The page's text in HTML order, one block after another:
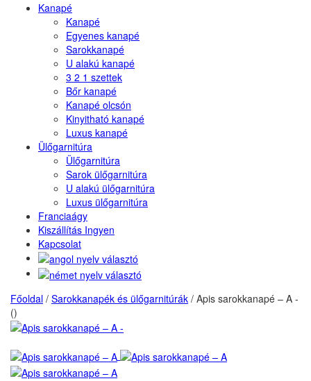
Kanapé
Kanapé
Egyenes kanapé
Sarokkanapé
U alakú kanapé
3 2 1 szettek
Bőr kanapé
Kanapé olcsón
Kinyitható kanapé
Luxus kanapé
Ülőgarnitúra
Ülőgarnitúra
Sarok ülőgarnitúra
U alakú ülőgarnitúra
Luxus ülőgarnitúra
Franciaágy
Kiszállítás Ingyen
Kapcsolat
Főoldal / Sarokkanapék és ülőgarnitúrák / Apis sarokkanapé – A -
()